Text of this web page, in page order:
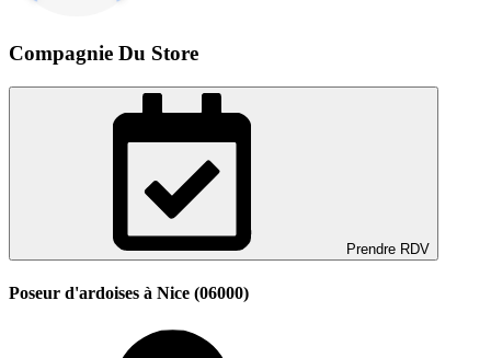
Compagnie Du Store
Prendre RDV
Poseur d'ardoises à Nice (06000)